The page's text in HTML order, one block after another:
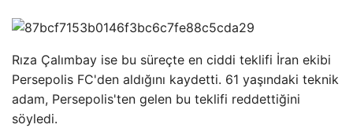
Rıza Çalımbay ise bu süreçte en ciddi teklifi İran ekibi
Persepolis FC'den aldığını kaydetti. 61 yaşındaki teknik
adam, Persepolis'ten gelen bu teklifi reddettiğini
söyledi.